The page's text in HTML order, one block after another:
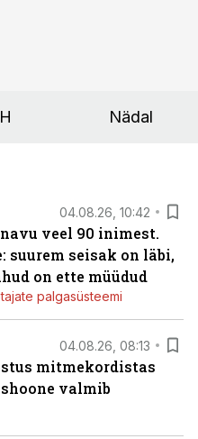
Nädal
04.08.26, 10:42
veel 90 inimest.
suurem seisak on läbi,
on ette müüdud
palgasüsteemi
04.08.26, 08:13
mitmekordistas
valmib